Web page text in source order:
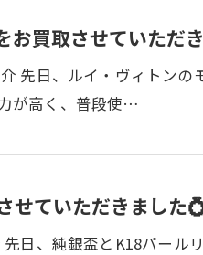
お買取させていただ
先日、ルイ・ヴィトン
が高く、普段使…
せていただきました
日、純銀盃とK18パー